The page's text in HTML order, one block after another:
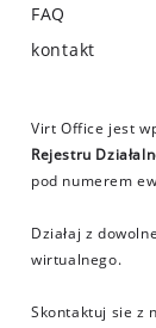
FAQ
kontakt
Virt Office jest
Rejestru
pod numerem
Działaj z
wirtualnego.
Skontaktuj sie z